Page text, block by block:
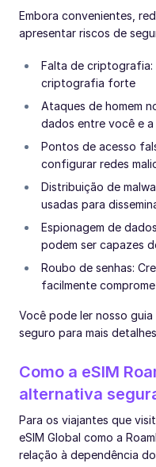
Embora convenientes,
apresentar riscos de
Falta de criptografia:
criptografia forte
Ataques de homem
dados entre você e a
Pontos de acesso
configurar redes
Distribuição de
usadas para
Espionagem de
podem ser capazes
Roubo de senhas:
facilmente
Você pode ler nosso
seguro para mais
Como a eSIM
alternativa
Para os viajantes que
eSIM Global como a
relação à dependência